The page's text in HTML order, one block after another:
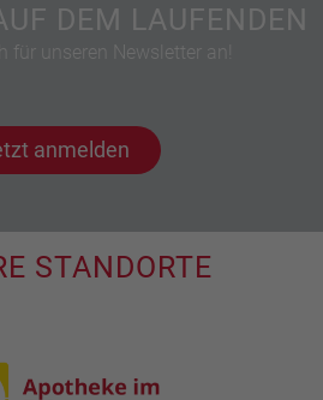
DEM LAUFENDEN
für unseren Newsletter an!
anmelden
STANDORTE